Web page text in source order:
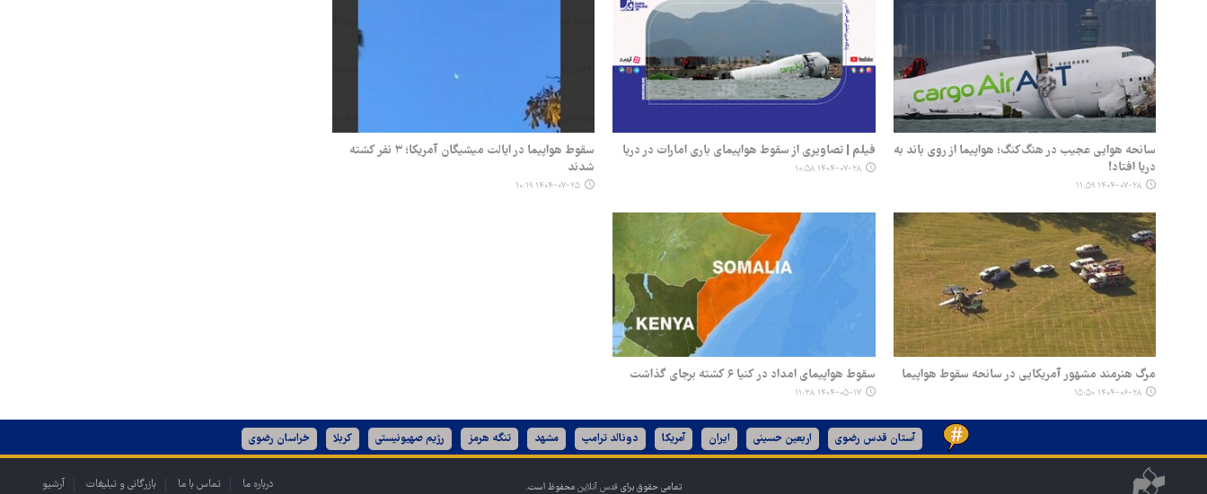
سانحه هوایی عجیب در هنگ‌کنگ؛ هواپیما از روی باند به
دریا افتاد!
۱۴۰۴-۰۷-۲۸ ۱۱:۵۹
فیلم | تصاویری از سقوط هواپیمای باری امارات در دریا
۱۴۰۴-۰۷-۲۸ ۱۰:۵۸
سقوط هواپیما در ایالت میشیگان آمریکا؛ ۳ نفر کشته
شدند
۱۴۰۴-۰۷-۲۵ ۱۰:۱۹
مرگ هنرمند مشهور آمریکایی در سانحه سقوط هواپیما
۱۴۰۴-۰۶-۲۸ ۱۵:۵۰
سقوط هواپیمای امداد در کنیا ۶ کشته برجای گذاشت
۱۴۰۴-۰۵-۱۷ ۱۱:۳۸
آستان قدس رضوی اربعین حسینی ایران آمریکا دونالد ترامپ مشهد تنگه هرمز رژیم صهیونیستی کربلا خراسان رضوی
تمامی حقوق برای قدس آنلاین محفوظ است. درباره ما تماس با ما بازرگانی و تبلیغات آرشیو